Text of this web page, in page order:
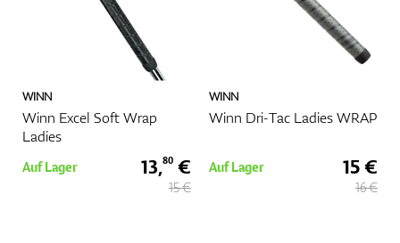
WINN
Winn Excel Soft Wrap
Ladies
Auf Lager 13,80 €
15 €
WINN
Winn Dri-Tac Ladies WRAP
Auf Lager 15 €
16 €